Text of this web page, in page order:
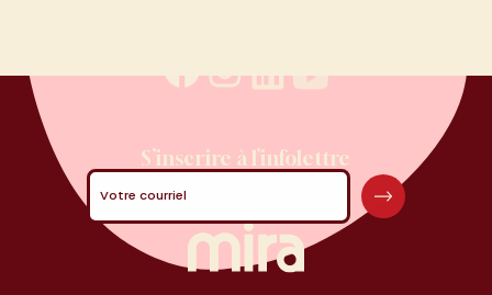
S’inscrire à l’infolettre
Votre courriel